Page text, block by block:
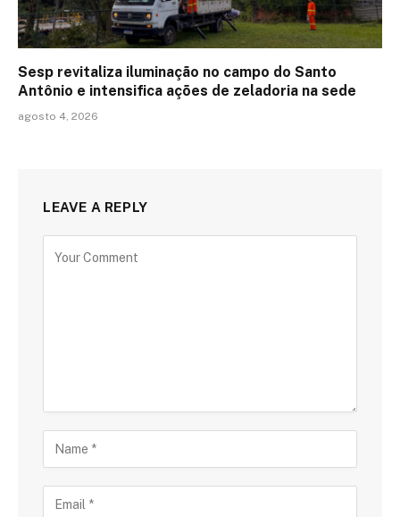
Sesp revitaliza iluminação no campo do Santo
Antônio e intensifica ações de zeladoria na sede
agosto 4, 2026
LEAVE A REPLY